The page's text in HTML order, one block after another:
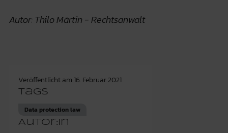
Autor: Thilo Märtin - Rechtsanwalt
Veröffentlicht am 16. Februar 2021
Tags
Data protection law
Autor:in